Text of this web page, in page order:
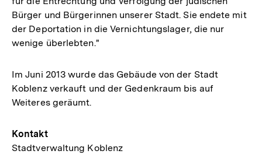
Bürger und Bürgerinnen unserer Stadt. Sie endete mit
der Deportation in die Vernichtungslager, die nur
wenige überlebten."
Im Juni 2013 wurde das Gebäude von der Stadt
Koblenz verkauft und der Gedenkraum bis auf
Weiteres geräumt.
Kontakt
Stadtverwaltung Koblenz